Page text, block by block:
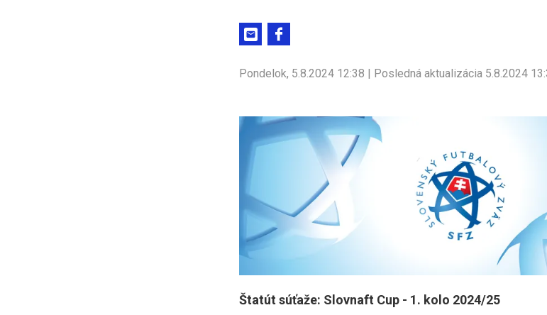
Pondelok, 5.8.2024 12:38 | Posledná aktualizácia 5.8.2024
Štatút súťaže: Slovnaft Cup - 1. kolo 2024/25